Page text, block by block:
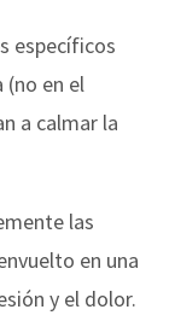
específicos
(no en el
a calmar la
las
en una
y el dolor.